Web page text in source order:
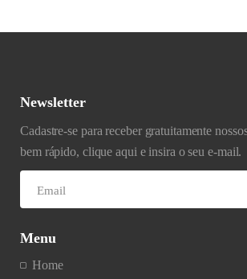
Newsletter
Cadastre-se para receber gratuitamente
bem rápido, clique aqui e insira o seu e-mail.
Menu
Home